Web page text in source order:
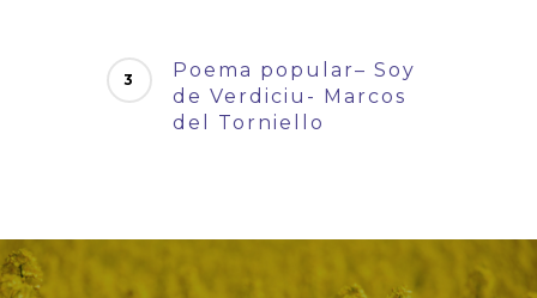
Poema popular– Soy
de Verdiciu- Marcos
del Torniello